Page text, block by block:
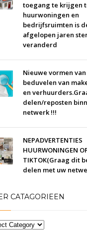
toegang te krijgen
huurwoningen en
bedrijfsruimten is
afgelopen jaren
veranderd
Nieuwe vormen van
beduvelen van
en
delen/reposten
netwerk !!!
NEPADVERTENTIES
HUURWONINGEN
TIKTOK(Graag dit
delen met uw
CATAGORIEEN